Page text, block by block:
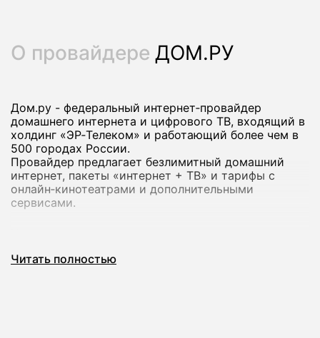
О провайдере ДОМ.РУ
Дом.ру - федеральный интернет‑провайдер
домашнего интернета и цифрового ТВ, входящий в
холдинг «ЭР‑Телеком» и работающий более чем в
500 городах России.
Провайдер предлагает безлимитный домашний
интернет, пакеты «интернет + ТВ» и тарифы с
онлайн‑кинотеатрами и дополнительными
сервисами.
проверим возможность подключения по адресу,
Читать полностью